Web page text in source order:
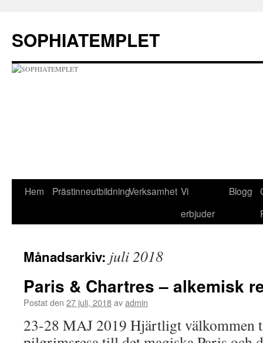
innehåll
SOPHIATEMPLET
Hem PrästinneutbildningVerksamhet Vi
erbjuder
Blogg
Månadsarkiv: juli 2018
Paris & Chartres – alkemisk
Postat den 27 juli, 2018avadmin
23-28 MAJ 2019 Hjärtligt välkommen